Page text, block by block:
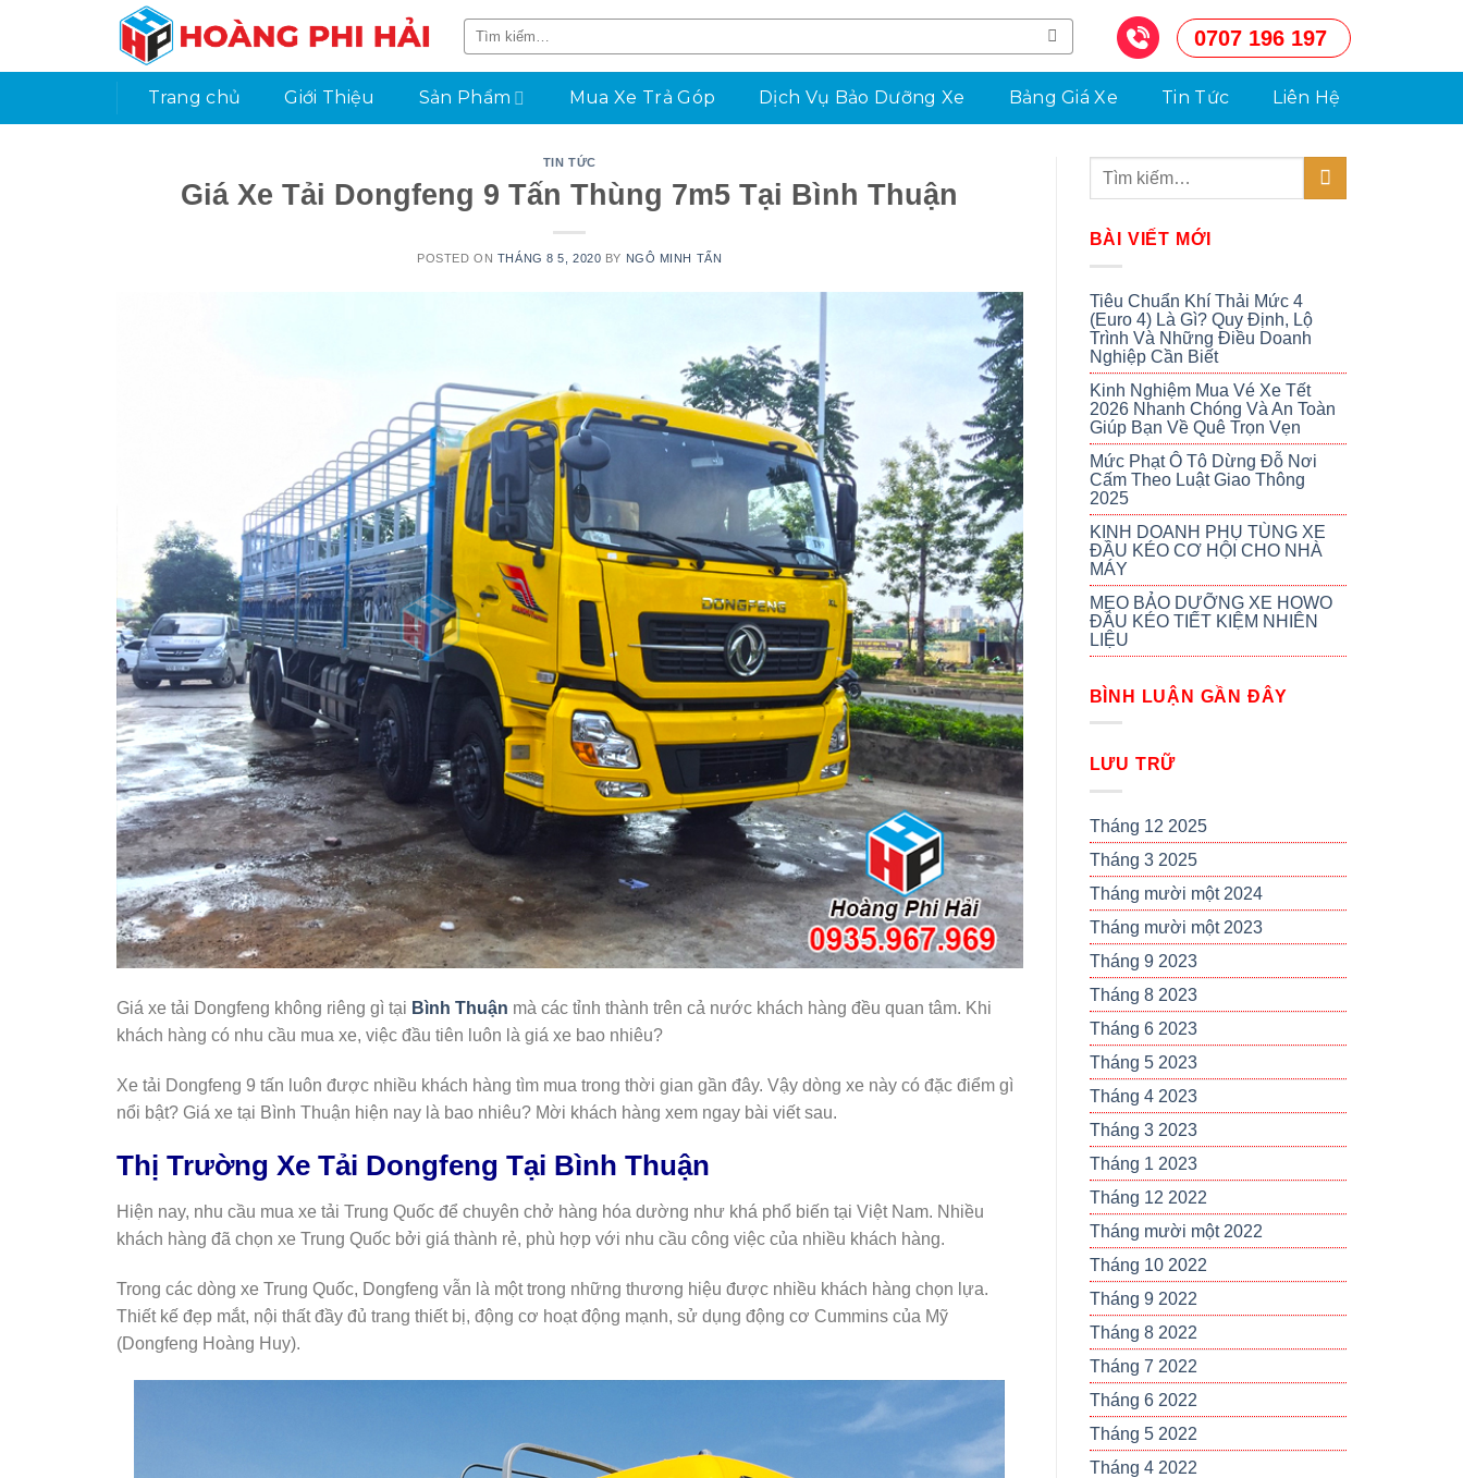
0707 196 197
Trang chủ Giới Thiệu Sản Phẩm Mua Xe Trả Góp Dịch Vụ Bảo Dưỡng Xe Bảng Giá Xe Tin Tức Liên Hệ
TIN TỨC
Giá Xe Tải Dongfeng 9 Tấn Thùng 7m5 Tại Bình Thuận
POSTED ON THÁNG 8 5, 2020 BY NGÔ MINH TẤN
Giá xe tải Dongfeng không riêng gì tại Bình Thuận mà các tỉnh thành trên cả nước khách hàng đều quan tâm. Khi
khách hàng có nhu cầu mua xe, việc đầu tiên luôn là giá xe bao nhiêu?
Xe tải Dongfeng 9 tấn luôn được nhiều khách hàng tìm mua trong thời gian gần đây. Vậy dòng xe này có đặc điểm gì
nổi bật? Giá xe tại Bình Thuận hiện nay là bao nhiêu? Mời khách hàng xem ngay bài viết sau.
Thị Trường Xe Tải Dongfeng Tại Bình Thuận
Hiện nay, nhu cầu mua xe tải Trung Quốc để chuyên chở hàng hóa dường như khá phổ biến tại Việt Nam. Nhiều
khách hàng đã chọn xe Trung Quốc bởi giá thành rẻ, phù hợp với nhu cầu công việc của nhiều khách hàng.
Trong các dòng xe Trung Quốc, Dongfeng vẫn là một trong những thương hiệu được nhiều khách hàng chọn lựa.
Thiết kế đẹp mắt, nội thất đầy đủ trang thiết bị, động cơ hoạt động mạnh, sử dụng động cơ Cummins của Mỹ
(Dongfeng Hoàng Huy).
BÀI VIẾT MỚI
Tiêu Chuẩn Khí Thải Mức 4
(Euro 4) Là Gì? Quy Định, Lộ
Trình Và Những Điều Doanh
Nghiệp Cần Biết
Kinh Nghiệm Mua Vé Xe Tết
2026 Nhanh Chóng Và An Toàn
Giúp Bạn Về Quê Trọn Vẹn
Mức Phạt Ô Tô Dừng Đỗ Nơi
Cấm Theo Luật Giao Thông
2025
KINH DOANH PHỤ TÙNG XE
ĐẦU KÉO CƠ HỘI CHO NHÀ
MÁY
MẸO BẢO DƯỠNG XE HOWO
ĐẦU KÉO TIẾT KIỆM NHIÊN
LIỆU
BÌNH LUẬN GẦN ĐÂY
LƯU TRỮ
Tháng 12 2025
Tháng 3 2025
Tháng mười một 2024
Tháng mười một 2023
Tháng 9 2023
Tháng 8 2023
Tháng 6 2023
Tháng 5 2023
Tháng 4 2023
Tháng 3 2023
Tháng 1 2023
Tháng 12 2022
Tháng mười một 2022
Tháng 10 2022
Tháng 9 2022
Tháng 8 2022
Tháng 7 2022
Tháng 6 2022
Tháng 5 2022
Tháng 4 2022